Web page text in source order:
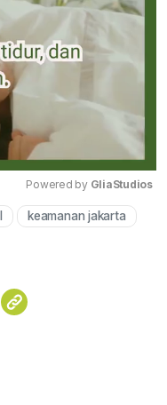
Mute
Powered by GliaStudios
keamanan jakarta